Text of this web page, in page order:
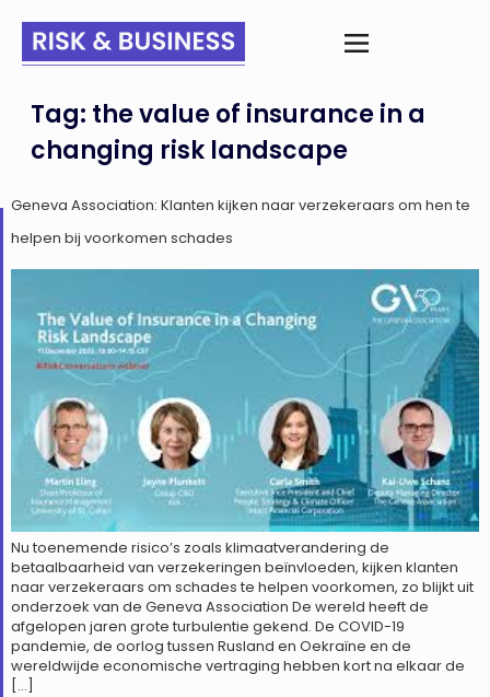
Tag: the value of insurance in a
changing risk landscape
Geneva Association: Klanten kijken naar verzekeraars om hen te
helpen bij voorkomen schades
Nu toenemende risico’s zoals klimaatverandering de
betaalbaarheid van verzekeringen beïnvloeden, kijken klanten
naar verzekeraars om schades te helpen voorkomen, zo blijkt uit
onderzoek van de Geneva Association De wereld heeft de
afgelopen jaren grote turbulentie gekend. De COVID-19
pandemie, de oorlog tussen Rusland en Oekraïne en de
wereldwijde economische vertraging hebben kort na elkaar de
[…]